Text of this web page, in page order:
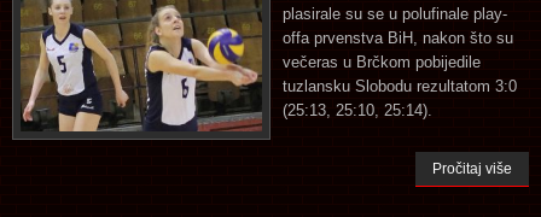
plasirale su se u polufinale play-
offa prvenstva BiH, nakon što su
večeras u Brčkom pobijedile
tuzlansku Slobodu rezultatom 3:0
(25:13, 25:10, 25:14).
Pročitaj više